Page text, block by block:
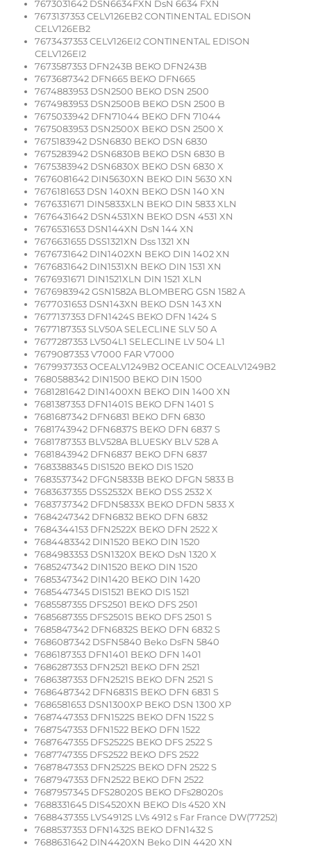
7673031642 DSN6634FXN DsN 6634 FXN
7673137353 CELV126EB2 CONTINENTAL EDISON
CELV126EB2
7673437353 CELV126EI2 CONTINENTAL EDISON
CELV126EI2
7673587353 DFN243B BEKO DFN243B
7673687342 DFN665 BEKO DFN665
7674883953 DSN2500 BEKO DSN 2500
7674983953 DSN2500B BEKO DSN 2500 B
7675033942 DFN71044 BEKO DFN 71044
7675083953 DSN2500X BEKO DSN 2500 X
7675183942 DSN6830 BEKO DSN 6830
7675283942 DSN6830B BEKO DSN 6830 B
7675383942 DSN6830X BEKO DSN 6830 X
7676081642 DIN5630XN BEKO DIN 5630 XN
7676181653 DSN 140XN BEKO DSN 140 XN
7676331671 DIN5833XLN BEKO DIN 5833 XLN
7676431642 DSN4531XN BEKO DSN 4531 XN
7676531653 DSN144XN DsN 144 XN
7676631655 DSS1321XN Dss 1321 XN
7676731642 DIN1402XN BEKO DIN 1402 XN
7676831642 DIN1531XN BEKO DIN 1531 XN
7676931671 DIN1521XLN DIN 1521 XLN
7676983942 GSN1582A BLOMBERG GSN 1582 A
7677031653 DSN143XN BEKO DSN 143 XN
7677137353 DFN1424S BEKO DFN 1424 S
7677187353 SLV50A SELECLINE SLV 50 A
7677287353 LV504L1 SELECLINE LV 504 L1
7679087353 V7000 FAR V7000
7679937353 OCEALV1249B2 OCEANIC OCEALV1249B2
7680588342 DIN1500 BEKO DIN 1500
7681281642 DIN1400XN BEKO DIN 1400 XN
7681387353 DFN1401S BEKO DFN 1401 S
7681687342 DFN6831 BEKO DFN 6830
7681743942 DFN6837S BEKO DFN 6837 S
7681787353 BLV528A BLUESKY BLV 528 A
7681843942 DFN6837 BEKO DFN 6837
7683388345 DIS1520 BEKO DIS 1520
7683537342 DFGN5833B BEKO DFGN 5833 B
7683637355 DSS2532X BEKO DSS 2532 X
7683737342 DFDN5833X BEKO DFDN 5833 X
7684247342 DFN6832 BEKO DFN 6832
7684344153 DFN2522X BEKO DFN 2522 X
7684483342 DIN1520 BEKO DIN 1520
7684983353 DSN1320X BEKO DsN 1320 X
7685247342 DIN1520 BEKO DIN 1520
7685347342 DIN1420 BEKO DIN 1420
7685447345 DIS1521 BEKO DIS 1521
7685587355 DFS2501 BEKO DFS 2501
7685687355 DFS2501S BEKO DFS 2501 S
7685847342 DFN6832S BEKO DFN 6832 S
7686087342 DSFN5840 Beko DsFN 5840
7686187353 DFN1401 BEKO DFN 1401
7686287353 DFN2521 BEKO DFN 2521
7686387353 DFN2521S BEKO DFN 2521 S
7686487342 DFN6831S BEKO DFN 6831 S
7686581653 DSN1300XP BEKO DSN 1300 XP
7687447353 DFN1522S BEKO DFN 1522 S
7687547353 DFN1522 BEKO DFN 1522
7687647355 DFS2522S BEKO DFS 2522 S
7687747355 DFS2522 BEKO DFS 2522
7687847353 DFN2522S BEKO DFN 2522 S
7687947353 DFN2522 BEKO DFN 2522
7687957345 DFS28020S BEKO DFs28020s
7688331645 DIS4520XN BEKO DIs 4520 XN
7688437355 LVS4912S LVs 4912 s Far France DW(77252)
7688537353 DFN1432S BEKO DFN1432 S
7688631642 DIN4420XN Beko DIN 4420 XN